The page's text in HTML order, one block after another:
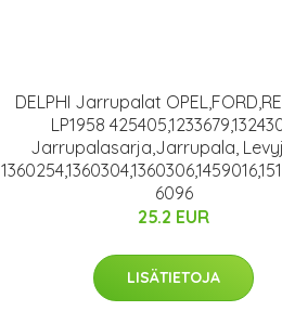
DELPHI Jarrupalat
LP1958
Jarrupalasarja,Jarrupala,
6096
25.2 EUR
LISÄTIETOJA